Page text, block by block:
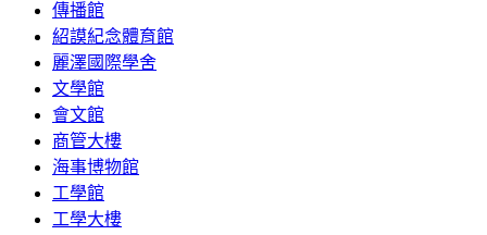
傳播館
紹謨紀念體育館
麗澤國際學舍
文學館
會文館
商管大樓
海事博物館
工學館
工學大樓